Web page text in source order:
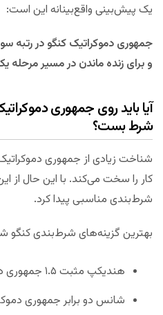
یک پیش‌بینی واقع‌بینانه این است:
و برای زنده ماندن در مسیر مرحله
شرط بست؟
شناخت زیادی از جمهوری
کار را سخت می‌کند. با این حال از
شرط‌بندی مناسبی پیدا کرد.
بهترین گزینه‌های شرط‌بندی کنگو
هندیکپ مثبت ۱.۵ جمهوری دموکراتیک کنگو مقابل پرتغال
شانس دو برابر جمهوری